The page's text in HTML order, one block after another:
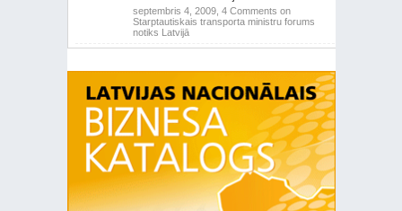
septembris 4, 2009, 4 Comments on
Starptautiskais transporta ministru forums
notiks Latvijā